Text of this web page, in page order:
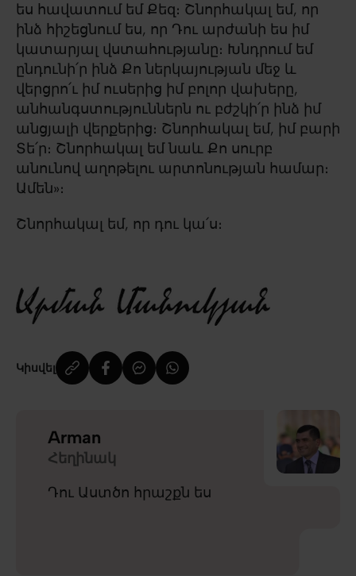
ես հավատում եմ Քեզ։ Շնորհակալ եմ, որ
ինձ հիշեցնում ես, որ Դու արժանի ես իմ
կատարյալ վստահությանը։ Խնդրում եմ
ընդունի՛ր ինձ Քո ներկայության մեջ և
վերցրո՛ւ իմ ուսերից իմ բոլոր վախերը,
անհանգստություններն ու բժշկի՛ր ինձ իմ
անցյալի վերքերից։ Շնորհակալ եմ, իմ բարի
Տե՛ր։ Շնորհակալ եմ նաև Քո սուրբ
անունով աղոթելու արտոնության համար։
Ամեն»։
Շնորհակալ եմ, որ դու կա՛ս։
Կիսվել
Arman
Հեղինակ
Դու Աստծո հրաշքն ես